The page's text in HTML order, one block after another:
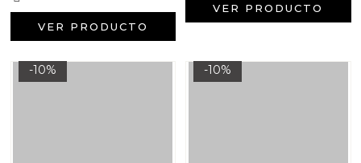
VER PRODUCTO
VER PRODUCTO
-10% -10%